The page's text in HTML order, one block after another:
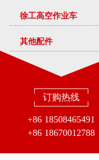
徐工高空作业车
其他配件
订购热线
+86 18508465491
+86 18670012788